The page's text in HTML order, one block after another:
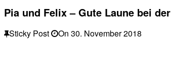
Pia und Felix – Gute Laune bei
Sticky Post On 30. November 2018